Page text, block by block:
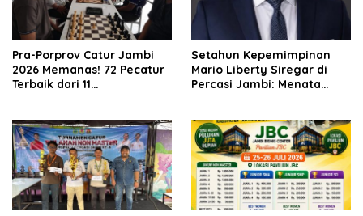
Pra-Porprov Catur Jambi
2026 Memanas! 72 Pecatur
Terbaik dari 11
Setahun Kepemimpinan
Mario Liberty Siregar di
Percasi Jambi: Menata